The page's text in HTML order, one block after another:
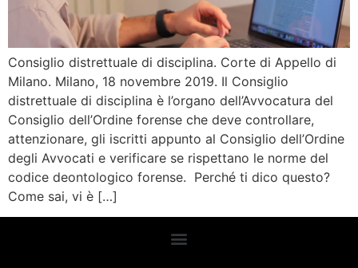
Consiglio distrettuale di disciplina. Corte di Appello di
Milano. Milano, 18 novembre 2019. Il Consiglio
distrettuale di disciplina è l’organo dell’Avvocatura del
Consiglio dell’Ordine forense che deve controllare,
attenzionare, gli iscritti appunto al Consiglio dell’Ordine
degli Avvocati e verificare se rispettano le norme del
codice deontologico forense. Perché ti dico questo?
Come sai, vi è […]